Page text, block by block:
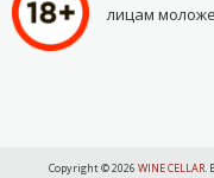
лицам
Copyright © 2026 WINE CELLAR.